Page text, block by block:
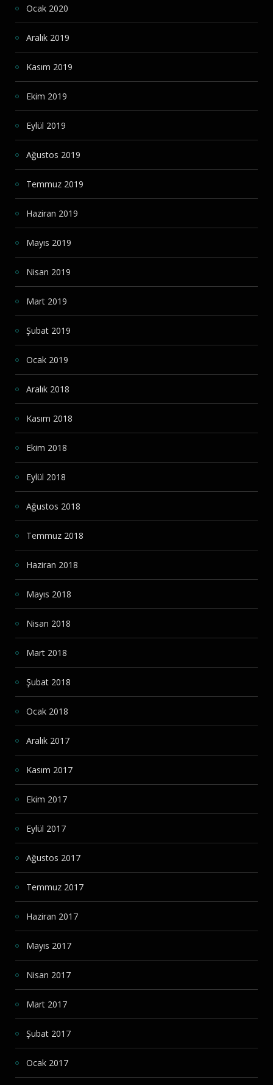
Ocak 2020
Aralık 2019
Kasım 2019
Ekim 2019
Eylül 2019
Ağustos 2019
Temmuz 2019
Haziran 2019
Mayıs 2019
Nisan 2019
Mart 2019
Şubat 2019
Ocak 2019
Aralık 2018
Kasım 2018
Ekim 2018
Eylül 2018
Ağustos 2018
Temmuz 2018
Haziran 2018
Mayıs 2018
Nisan 2018
Mart 2018
Şubat 2018
Ocak 2018
Aralık 2017
Kasım 2017
Ekim 2017
Eylül 2017
Ağustos 2017
Temmuz 2017
Haziran 2017
Mayıs 2017
Nisan 2017
Mart 2017
Şubat 2017
Ocak 2017